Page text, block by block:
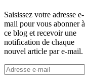
Saisissez votre adresse e-
mail pour vous abonner à
ce blog et recevoir une
notification de chaque
nouvel article par e-mail.
Adresse
e-